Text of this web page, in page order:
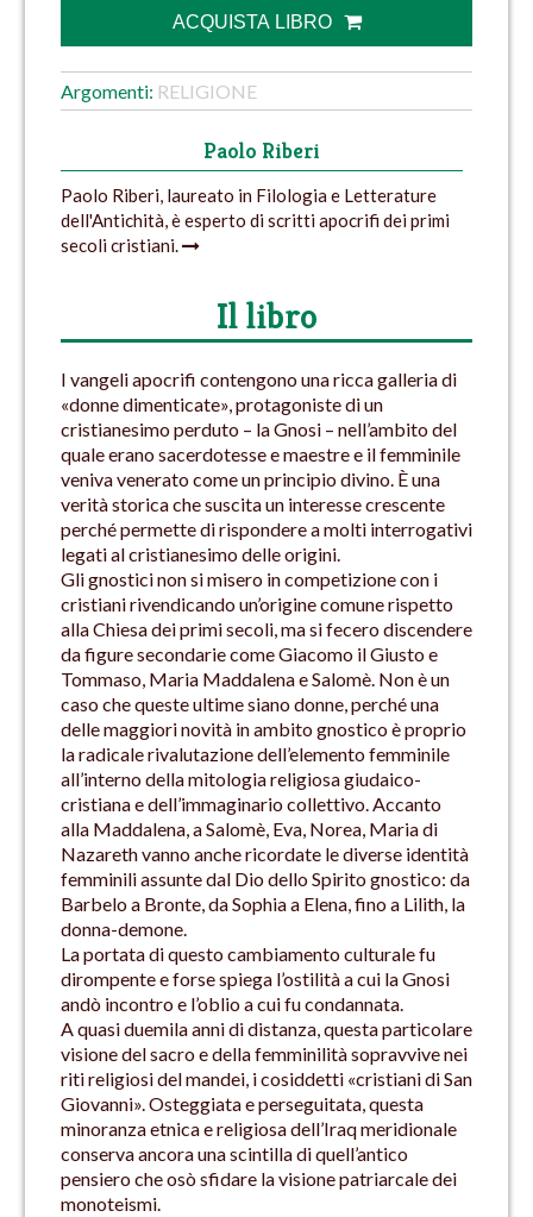
ACQUISTA LIBRO
Argomenti: RELIGIONE
Paolo Riberi
Paolo Riberi, laureato in Filologia e Letterature
dell'Antichità, è esperto di scritti apocrifi dei primi
secoli cristiani.
Il libro
I vangeli apocrifi contengono una ricca galleria di
«donne dimenticate», protagoniste di un
cristianesimo perduto – la Gnosi – nell’ambito del
quale erano sacerdotesse e maestre e il femminile
veniva venerato come un principio divino. È una
verità storica che suscita un interesse crescente
perché permette di rispondere a molti interrogativi
legati al cristianesimo delle origini.
Gli gnostici non si misero in competizione con i
cristiani rivendicando un’origine comune rispetto
alla Chiesa dei primi secoli, ma si fecero discendere
da figure secondarie come Giacomo il Giusto e
Tommaso, Maria Maddalena e Salomè. Non è un
caso che queste ultime siano donne, perché una
delle maggiori novità in ambito gnostico è proprio
la radicale rivalutazione dell’elemento femminile
all’interno della mitologia religiosa giudaico-
cristiana e dell’immaginario collettivo. Accanto
alla Maddalena, a Salomè, Eva, Norea, Maria di
Nazareth vanno anche ricordate le diverse identità
femminili assunte dal Dio dello Spirito gnostico: da
Barbelo a Bronte, da Sophia a Elena, fino a Lilith, la
donna-demone.
La portata di questo cambiamento culturale fu
dirompente e forse spiega l’ostilità a cui la Gnosi
andò incontro e l’oblio a cui fu condannata.
A quasi duemila anni di distanza, questa particolare
visione del sacro e della femminilità sopravvive nei
riti religiosi del mandei, i cosiddetti «cristiani di San
Giovanni». Osteggiata e perseguitata, questa
minoranza etnica e religiosa dell’Iraq meridionale
conserva ancora una scintilla di quell’antico
pensiero che osò sfidare la visione patriarcale dei
monoteismi.